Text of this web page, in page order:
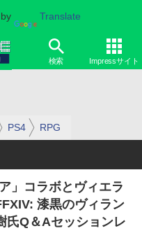
Translate
検索 Impressサイト
PS4 RPG
」コラボとヴィエラ
漆黒のヴィラン
氏Q＆Aセッションレ